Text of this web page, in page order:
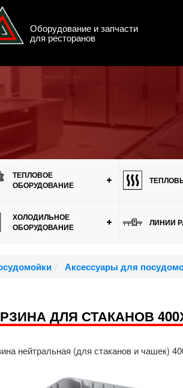
Оборудование и запчасти
для ресторанов
ТЕПЛОВОЕ
ОБОРУДОВАНИЕ
ХОЛОДИЛЬНОЕ
ОБОРУДОВАНИЕ
ЛИНИИ
Аксессуары для
ДЛЯ СТАКАНОВ
нейтральная (для стаканов и чашек)